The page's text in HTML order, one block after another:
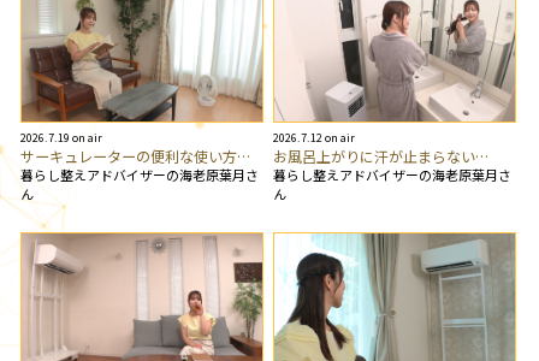
2026.7.19 on air
サーキュレーターの便利な使い方…
暮らし整えアドバイザーの海老原葉月さ
ん
2026.7.12 on air
お風呂上がりに汗が止まらない…
暮らし整えアドバイザーの海老原葉月さ
ん